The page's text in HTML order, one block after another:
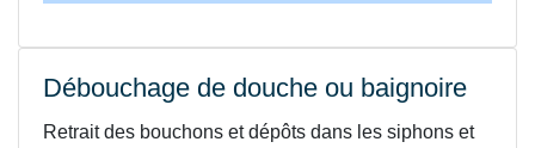
Débouchage de douche ou baignoire
Retrait des bouchons et dépôts dans les siphons et